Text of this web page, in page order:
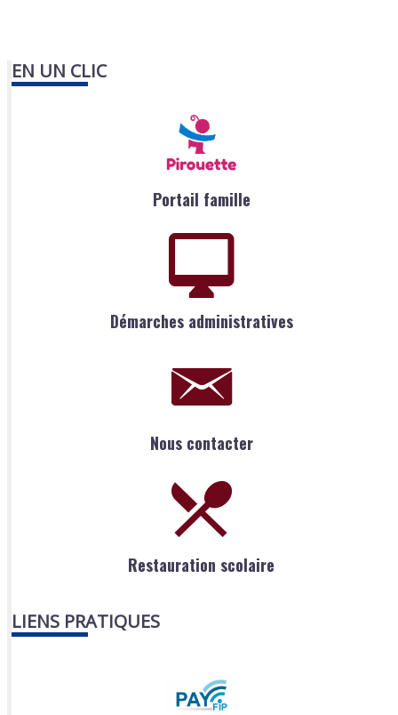
EN UN CLIC
Portail famille
Démarches administratives
Nous contacter
Restauration scolaire
LIENS PRATIQUES